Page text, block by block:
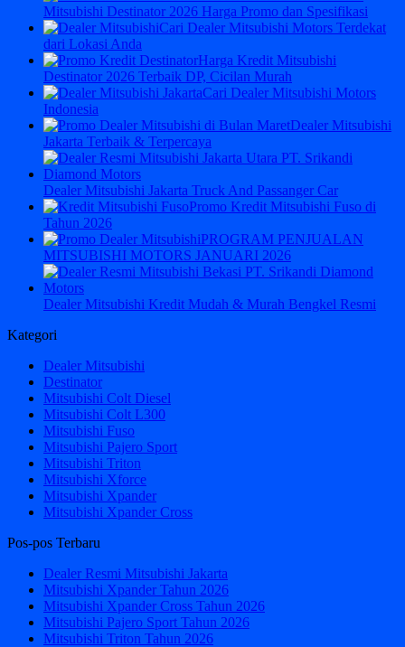
Mitsubishi Destinator 2026 Harga Promo dan Spesifikasi
Cari Dealer Mitsubishi Motors Terdekat
dari Lokasi Anda
Harga Kredit Mitsubishi
Destinator 2026 Terbaik DP, Cicilan Murah
Cari Dealer Mitsubishi Motors
Indonesia
Dealer Mitsubishi
Jakarta Terbaik & Terpercaya
Dealer Mitsubishi Jakarta Truck And Passanger Car
Promo Kredit Mitsubishi Fuso di
Tahun 2026
PROGRAM PENJUALAN
MITSUBISHI MOTORS JANUARI 2026
Dealer Mitsubishi Kredit Mudah & Murah Bengkel Resmi
Kategori
Dealer Mitsubishi
Destinator
Mitsubishi Colt Diesel
Mitsubishi Colt L300
Mitsubishi Fuso
Mitsubishi Pajero Sport
Mitsubishi Triton
Mitsubishi Xforce
Mitsubishi Xpander
Mitsubishi Xpander Cross
Pos-pos Terbaru
Dealer Resmi Mitsubishi Jakarta
Mitsubishi Xpander Tahun 2026
Mitsubishi Xpander Cross Tahun 2026
Mitsubishi Pajero Sport Tahun 2026
Mitsubishi Triton Tahun 2026